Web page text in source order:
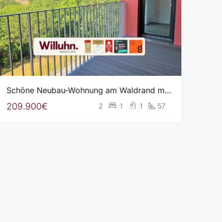
Schöne Neubau-Wohnung am Waldrand mit Westbalkon l Wärmepumpe l Fußbodenheizung
209.900€ 2 1 1 57